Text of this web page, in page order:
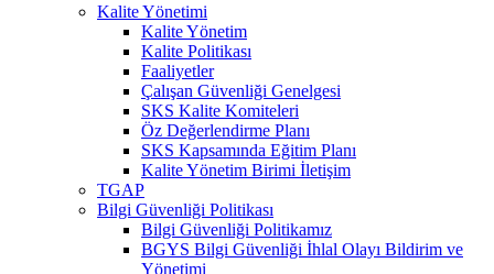
Kalite Yönetimi
Kalite Yönetim
Kalite Politikası
Faaliyetler
Çalışan Güvenliği Genelgesi
SKS Kalite Komiteleri
Öz Değerlendirme Planı
SKS Kapsamında Eğitim Planı
Kalite Yönetim Birimi İletişim
TGAP
Bilgi Güvenliği Politikası
Bilgi Güvenliği Politikamız
BGYS Bilgi Güvenliği İhlal Olayı Bildirim ve
Yönetimi